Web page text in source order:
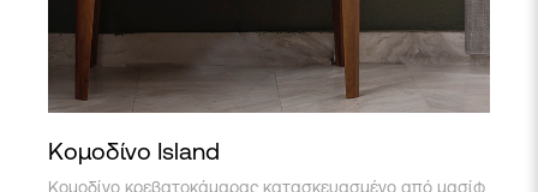
Κομοδίνο Island
Κομοδίνο κρεβατοκάμαρας κατασκευασμένο από μασίφ